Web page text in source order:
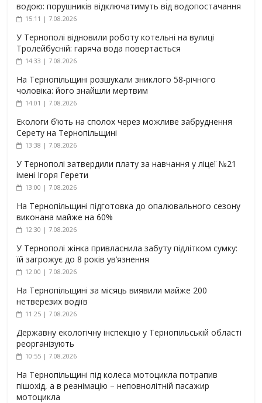
водою: порушників відключатимуть від водопостачання
15:11 | 7.08.2026
У Тернополі відновили роботу котельні на вулиці
Тролейбусній: гаряча вода повертається
14:33 | 7.08.2026
На Тернопільщині розшукали зниклого 58-річного
чоловіка: його знайшли мертвим
14:01 | 7.08.2026
Екологи б’ють на сполох через можливе забруднення
Серету на Тернопільщині
13:38 | 7.08.2026
У Тернополі затвердили плату за навчання у ліцеї №21
імені Ігоря Герети
13:00 | 7.08.2026
На Тернопільщині підготовка до опалювального сезону
виконана майже на 60%
12:30 | 7.08.2026
У Тернополі жінка привласнила забуту підлітком сумку:
їй загрожує до 8 років ув’язнення
12:00 | 7.08.2026
На Тернопільщині за місяць виявили майже 200
нетверезих водіїв
11:25 | 7.08.2026
Державну екологічну інспекцію у Тернопільській області
реорганізують
10:55 | 7.08.2026
На Тернопільщині під колеса мотоцикла потрапив
пішохід, а в реанімацію – неповнолітній пасажир
мотоцикла